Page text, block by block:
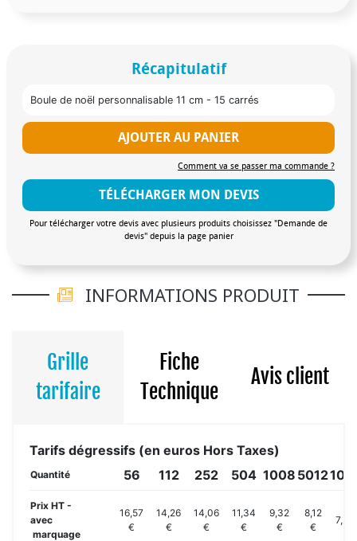
Récapitulatif
Boule de noël personnalisable 11 cm - 15 carrés
AJOUTER AU PANIER
Comment va se passer ma commande ?
TÉLÉCHARGER MON DEVIS
Pour télécharger votre devis avec plusieurs produits choisissez "Demande de
devis" depuis la page panier
INFORMATIONS PRODUIT
Grille
tarifaire
Fiche
Technique
Avis client
Tarifs dégressifs (en euros Hors Taxes)
Quantité 56 112 252 504 1008 5012
Prix HT -
avec
marquage
16,57
€
14,26
€
14,06
€
11,34
€
9,32
€
8,12
€
7,20